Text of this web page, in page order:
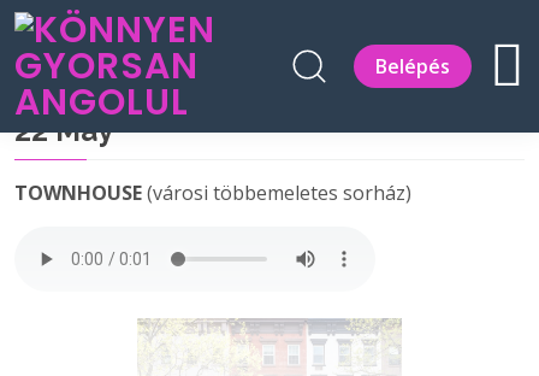
Belépés
22 May
TOWNHOUSE(városi többemeletes sorház)